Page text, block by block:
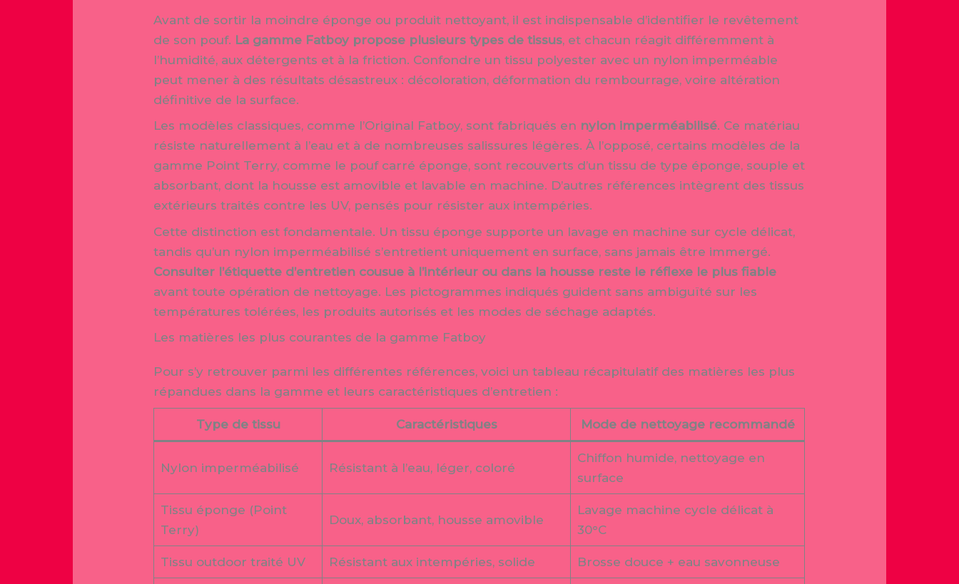
Avant de sortir la moindre éponge ou produit nettoyant, il est indispensable d’identifier le revêtement
de son pouf. La gamme Fatboy propose plusieurs types de tissus, et chacun réagit différemment à
l’humidité, aux détergents et à la friction. Confondre un tissu polyester avec un nylon imperméable
peut mener à des résultats désastreux : décoloration, déformation du rembourrage, voire altération
définitive de la surface.
Les modèles classiques, comme l’Original Fatboy, sont fabriqués en nylon imperméabilisé. Ce matériau
résiste naturellement à l’eau et à de nombreuses salissures légères. À l’opposé, certains modèles de la
gamme Point Terry, comme le pouf carré éponge, sont recouverts d’un tissu de type éponge, souple et
absorbant, dont la housse est amovible et lavable en machine. D’autres références intègrent des tissus
extérieurs traités contre les UV, pensés pour résister aux intempéries.
Cette distinction est fondamentale. Un tissu éponge supporte un lavage en machine sur cycle délicat,
tandis qu’un nylon imperméabilisé s’entretient uniquement en surface, sans jamais être immergé.
Consulter l’étiquette d’entretien cousue à l’intérieur ou dans la housse reste le réflexe le plus fiable
avant toute opération de nettoyage. Les pictogrammes indiqués guident sans ambiguïté sur les
températures tolérées, les produits autorisés et les modes de séchage adaptés.
Les matières les plus courantes de la gamme Fatboy
Pour s’y retrouver parmi les différentes références, voici un tableau récapitulatif des matières les plus
répandues dans la gamme et leurs caractéristiques d’entretien :
Type de tissu Caractéristiques Mode de nettoyage recommandé
Nylon imperméabilisé Résistant à l’eau, léger, coloré
Chiffon humide, nettoyage en
surface
Tissu éponge (Point
Terry)
Doux, absorbant, housse amovible
Lavage machine cycle délicat à
30°C
Tissu outdoor traité UV Résistant aux intempéries, solide Brosse douce + eau savonneuse